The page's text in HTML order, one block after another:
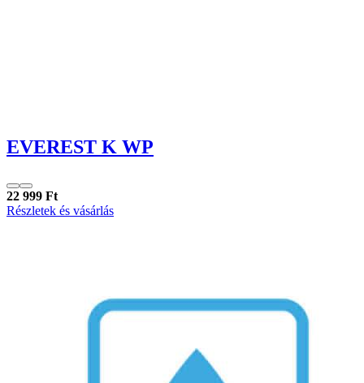
EVEREST K WP
22 999 Ft
Részletek és vásárlás